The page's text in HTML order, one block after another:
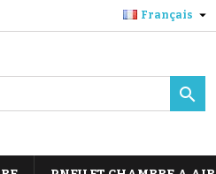
Français 
